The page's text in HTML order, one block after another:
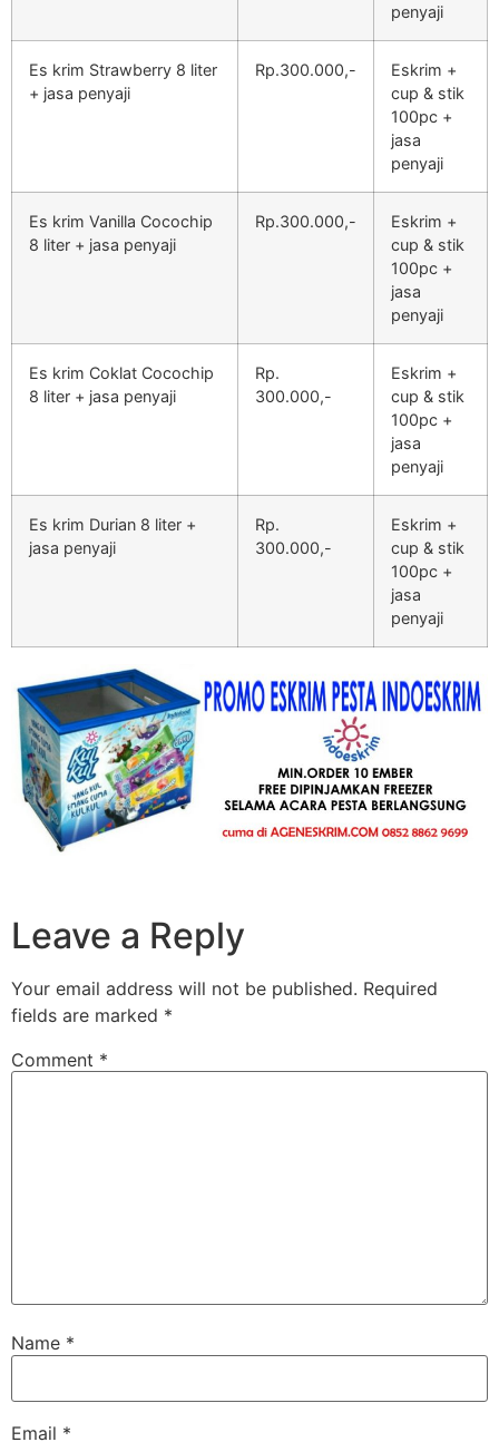
penyaji
Es krim Strawberry 8 liter
+ jasa penyaji
Rp.300.000,-
Eskrim +
cup & stik
100pc +
jasa
penyaji
Es krim Vanilla Cocochip
8 liter + jasa penyaji
Rp.300.000,-
Eskrim +
cup & stik
100pc +
jasa
penyaji
Es krim Coklat Cocochip
8 liter + jasa penyaji
Rp.
300.000,-
Eskrim +
cup & stik
100pc +
jasa
penyaji
Es krim Durian 8 liter +
jasa penyaji
Rp.
300.000,-
Eskrim +
cup & stik
100pc +
jasa
penyaji
Leave a Reply
Your email address will not be published. Required
fields are marked *
Comment *
Name *
Email *